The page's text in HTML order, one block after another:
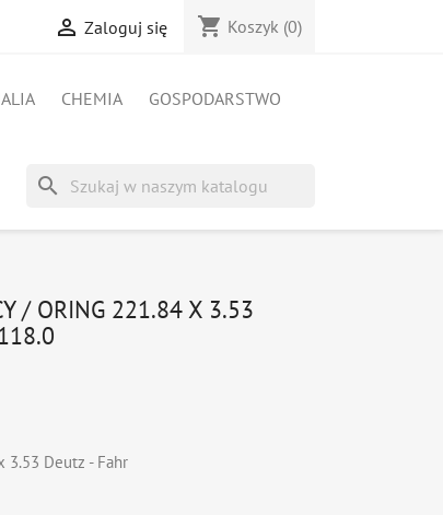
 Zaloguj się shopping_cart Koszyk (0)
CHEMIA
GOSPODARSTWO
search
/ ORING 221.84 X 3.53
3.53 Deutz - Fahr